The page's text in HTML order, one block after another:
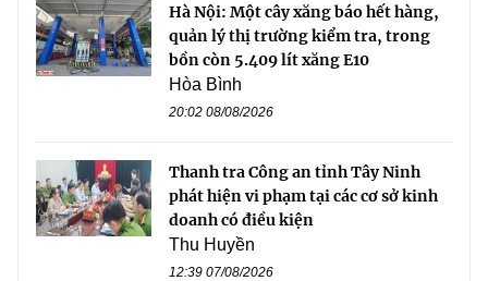
Hà Nội: Một cây xăng báo hết hàng,
quản lý thị trường kiểm tra, trong
bồn còn 5.409 lít xăng E10
Hòa Bình
20:02 08/08/2026
Thanh tra Công an tỉnh Tây Ninh
phát hiện vi phạm tại các cơ sở kinh
doanh có điều kiện
Thu Huyền
12:39 07/08/2026